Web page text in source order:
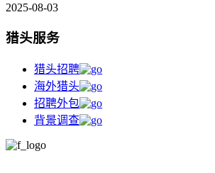
2025-08-03
猎头服务
猎头招聘
海外猎头
招聘外包
背景调查